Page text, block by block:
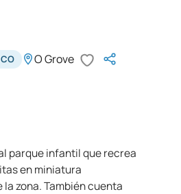
O Grove
parque infantil que recrea
en miniatura
zona. También cuenta